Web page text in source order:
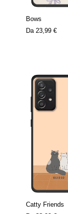
Bows
Da 23,99 €
Catty Friends